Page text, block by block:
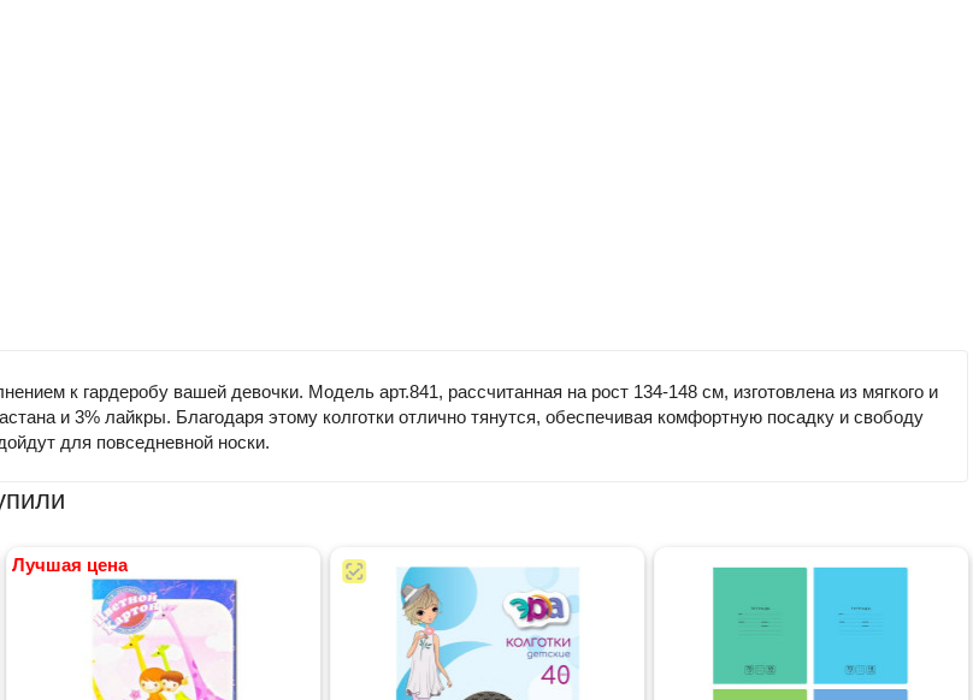
к гардеробу вашей девочки. Модель арт.841, рассчитанная на рост 134-148 см, изготовлена из мягкого и
и 3% лайкры. Благодаря этому колготки отлично тянутся, обеспечивая комфортную посадку и свободу
для повседневной носки.
Лучшая цена